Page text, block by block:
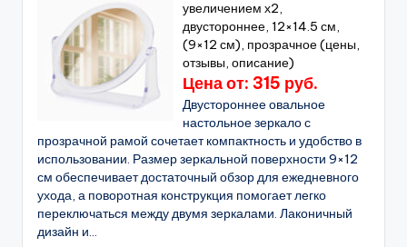
увеличением х2,
двустороннее, 12×14.5 см,
(9×12 см), прозрачное (цены,
отзывы, описание)
Цена от: 315 руб.
Двустороннее овальное
настольное зеркало с
прозрачной рамой сочетает компактность и удобство в
использовании. Размер зеркальной поверхности 9×12
см обеспечивает достаточный обзор для ежедневного
ухода, а поворотная конструкция помогает легко
переключаться между двумя зеркалами. Лаконичный
дизайн и...